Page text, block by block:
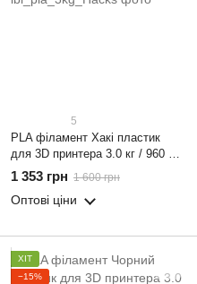
5
PLA філамент Хакі пластик
для 3D принтера 3.0 кг / 960 м
/ 1.75 мм
1 353 грн 1 600 грн
Оптові ціни
ХІТ
−15%